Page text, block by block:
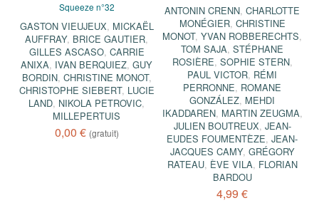
Squeeze n°32
GASTON VIEUJEUX, MICKAËL
AUFFRAY, BRICE GAUTIER,
GILLES ASCASO, CARRIE
ANIXA, IVAN BERQUIEZ,GUY
BORDIN, CHRISTINE MONOT,
CHRISTOPHE SIEBERT, LUCIE
LAND, NIKOLA PETROVIC,
MILLEPERTUIS
0,00 € (gratuit)
ANTONIN CRENN,CHARLOTTE
MONÉGIER, CHRISTINE
MONOT,YVAN ROBBERECHTS,
TOM SAJA,STÉPHANE
ROSIÈRE, SOPHIE STERN,
PAUL VICTOR, RÉMI
PERRONNE, ROMANE
GONZÁLEZ, MEHDI
IKADDAREN, MARTIN ZEUGMA,
JULIEN BOUTREUX, JEAN-
EUDES FOUMENTÈZE,JEAN-
JACQUES CAMY, GRÉGORY
RATEAU, ÈVE VILA, FLORIAN
BARDOU
4,99 €